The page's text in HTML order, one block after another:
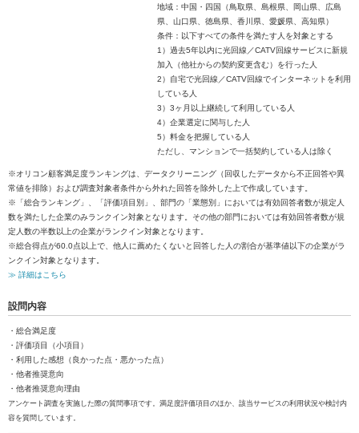
地域：中国・四国（鳥取県、島根県、岡山県、広島
県、山口県、徳島県、香川県、愛媛県、高知県）
条件：以下すべての条件を満たす人を対象とする
1）過去5年以内に光回線／CATV回線サービスに新規
加入（他社からの契約変更含む）を行った人
2）自宅で光回線／CATV回線でインターネットを利用
している人
3）3ヶ月以上継続して利用している人
4）企業選定に関与した人
5）料金を把握している人
ただし、マンションで一括契約している人は除く
※オリコン顧客満足度ランキングは、データクリーニング（回収したデータから不正回答や異
常値を排除）および調査対象者条件から外れた回答を除外した上で作成しています。
※「総合ランキング」、「評価項目別」、部門の「業態別」においては有効回答者数が規定人
数を満たした企業のみランクイン対象となります。その他の部門においては有効回答者数が規
定人数の半数以上の企業がランクイン対象となります。
※総合得点が60.0点以上で、他人に薦めたくないと回答した人の割合が基準値以下の企業がラ
ンクイン対象となります。
≫ 詳細はこちら
設問内容
・総合満足度
・評価項目（小項目）
・利用した感想（良かった点・悪かった点）
・他者推奨意向
・他者推奨意向理由
アンケート調査を実施した際の質問事項です。満足度評価項目のほか、該当サービスの利用状況や検討内
容を質問しています。